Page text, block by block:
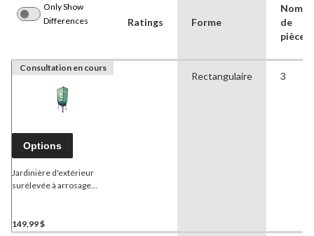
Only Show
Differences
Ratings Forme
de
pièces
Consultation en cours
Options
Jardinière d'extérieur
surélevée à arrosage
moyenne
149,99 $
Rectangulaire 3